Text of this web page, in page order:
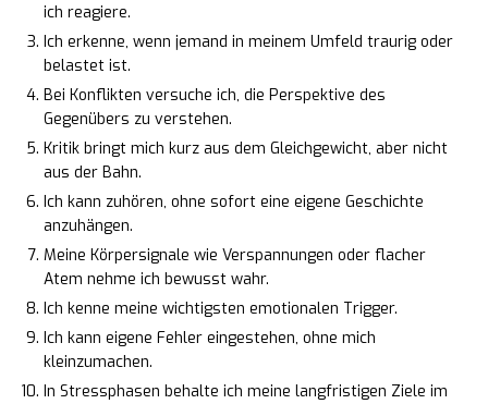
ich reagiere.
Ich erkenne, wenn jemand in meinem Umfeld traurig oder
belastet ist.
Bei Konflikten versuche ich, die Perspektive des
Gegenübers zu verstehen.
Kritik bringt mich kurz aus dem Gleichgewicht, aber nicht
aus der Bahn.
Ich kann zuhören, ohne sofort eine eigene Geschichte
anzuhängen.
Meine Körpersignale wie Verspannungen oder flacher
Atem nehme ich bewusst wahr.
Ich kenne meine wichtigsten emotionalen Trigger.
Ich kann eigene Fehler eingestehen, ohne mich
kleinzumachen.
In Stressphasen behalte ich meine langfristigen Ziele im